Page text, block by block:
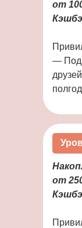
от
—
от